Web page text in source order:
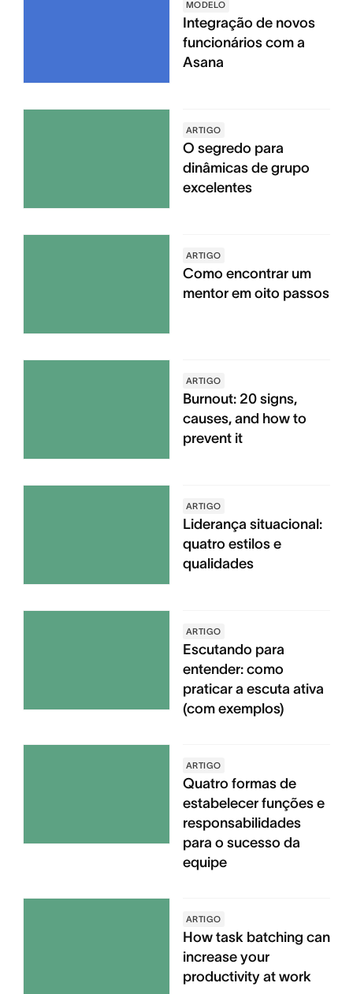
MODELO
Integração de novos
funcionários com a
Asana
ARTIGO
O segredo para
dinâmicas de grupo
excelentes
ARTIGO
Como encontrar um
mentor em oito passos
ARTIGO
Burnout: 20 signs,
causes, and how to
prevent it
ARTIGO
Liderança situacional:
quatro estilos e
qualidades
ARTIGO
Escutando para
entender: como
praticar a escuta ativa
(com exemplos)
ARTIGO
Quatro formas de
estabelecer funções e
responsabilidades
para o sucesso da
equipe
ARTIGO
How task batching can
increase your
productivity at work